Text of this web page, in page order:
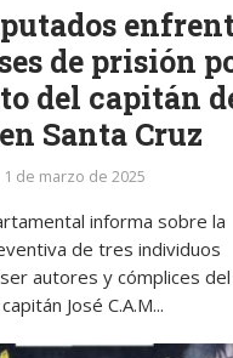
de prisión
del capitán
Santa Cruz
1 de marzo de 2025
informa sobre la
de tres individuos
autores y cómplices del
José C.A.M...